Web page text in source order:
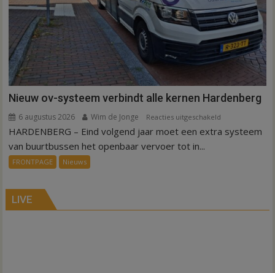
Nieuw ov-systeem verbindt alle kernen Hardenberg
6 augustus 2026 Wim de Jonge Reacties uitgeschakeld
Nieuw
Hardenberg
HARDENBERG – Eind volgend jaar moet een extra systeem
van buurtbussen het openbaar vervoer tot in...
FRONTPAGE Nieuws
LIVE